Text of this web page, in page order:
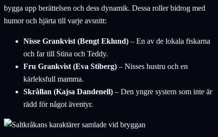
bygga upp berättelsen och dess dynamik. Dessa roller bidrog med
humor och hjärta till varje avsnitt:
Nisse Grankvist (Bengt Eklund) – En av de lokala fiskarna
och far till Stina och Teddy.
Fru Grankvist (Eva Stiberg) – Nisses hustru och en
kärleksfull mamma.
Skrållan (Kajsa Dandenell) – Den yngre systern som inte är
rädd för något äventyr.